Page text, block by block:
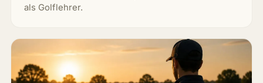
als Golflehrer.